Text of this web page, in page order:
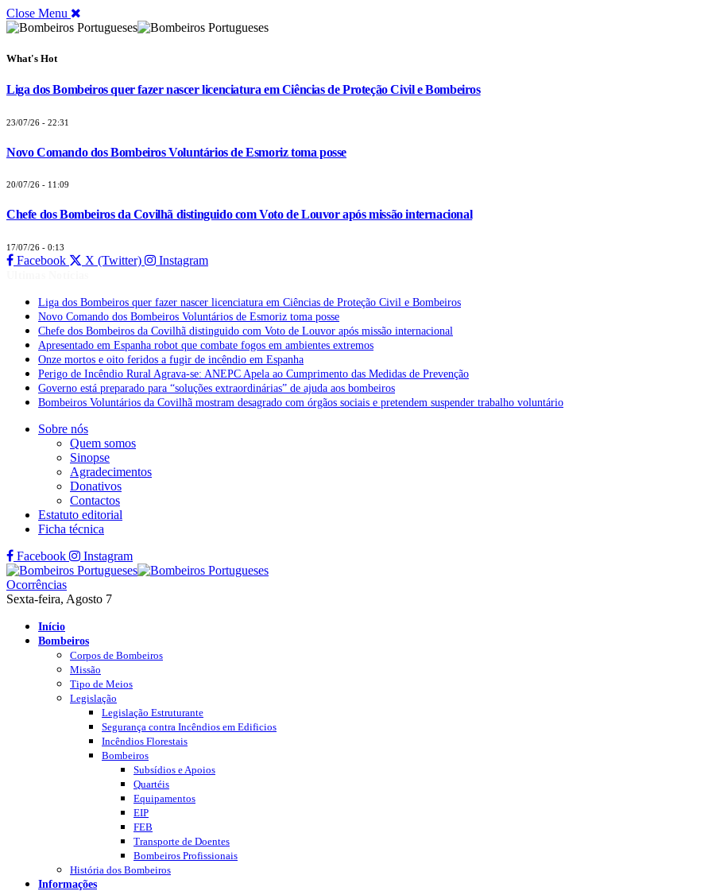
Close Menu
What's Hot
Liga dos Bombeiros quer fazer nascer licenciatura em Ciências de Proteção Civil e Bombeiros
23/07/26 - 22:31
Novo Comando dos Bombeiros Voluntários de Esmoriz toma posse
20/07/26 - 11:09
Chefe dos Bombeiros da Covilhã distinguido com Voto de Louvor após missão internacional
17/07/26 - 0:13
Facebook X (Twitter) Instagram
Liga dos Bombeiros quer fazer nascer licenciatura em Ciências de Proteção Civil e Bombeiros
Novo Comando dos Bombeiros Voluntários de Esmoriz toma posse
Chefe dos Bombeiros da Covilhã distinguido com Voto de Louvor após missão internacional
Apresentado em Espanha robot que combate fogos em ambientes extremos
Onze mortos e oito feridos a fugir de incêndio em Espanha
Perigo de Incêndio Rural Agrava-se: ANEPC Apela ao Cumprimento das Medidas de Prevenção
Governo está preparado para “soluções extraordinárias” de ajuda aos bombeiros
Bombeiros Voluntários da Covilhã mostram desagrado com órgãos sociais e pretendem suspender trabalho voluntário
Sobre nós
Quem somos
Sinopse
Agradecimentos
Donativos
Contactos
Estatuto editorial
Ficha técnica
Facebook
Instagram
Ocorrências
Sexta-feira, Agosto 7
Início
Bombeiros
Corpos de Bombeiros
Missão
Tipo de Meios
Legislação
Legislação Estruturante
Segurança contra Incêndios em Edificios
Incêndios Florestais
Bombeiros
Subsídios e Apoios
Quartéis
Equipamentos
EIP
FEB
Transporte de Doentes
Bombeiros Profissionais
História dos Bombeiros
Informações